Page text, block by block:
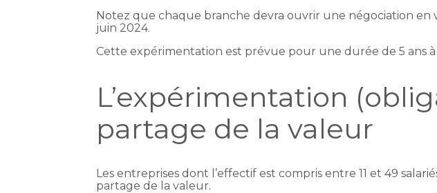
Notez que chaque branche devra ouvrir une négociation
juin 2024.
Cette expérimentation est prévue pour une durée de 5 ans
L’expérimentation
partage de la valeur
Les entreprises dont l’effectif est compris entre 11 et 49
partage de la valeur.